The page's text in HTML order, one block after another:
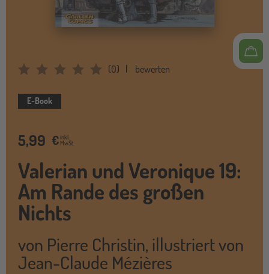
Average Rating: 0 (0) bewerten
E-Book
5,99 €inkl.
MwSt.
Valerian und Veronique 19:
Am Rande des großen
Nichts
von Pierre Christin, illustriert von
Jean-Claude Mézières